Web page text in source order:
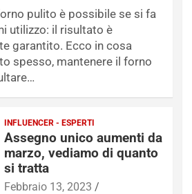
pulito è possibile se si fa
utilizzo: il risultato è
garantito. Ecco in cosa
spesso, mantenere il forno
INFLUENCER - ESPERTI
Assegno unico aumenti da
marzo, vediamo di quanto
si tratta
Febbraio 13, 2023